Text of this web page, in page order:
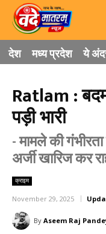
देश मध्य प्रदेश ये
Ratlam :
पड़ी भारी
- मामले की
अर्जी खारिज कर
क्राइम
November 29, 2025
By Aseem Raj